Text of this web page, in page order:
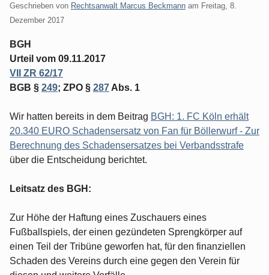
Geschrieben von Rechtsanwalt Marcus Beckmann am Freitag, 8.
Dezember 2017
BGH
Urteil vom 09.11.2017
VII ZR 62/17
BGB § 249; ZPO § 287 Abs. 1
Wir hatten bereits in dem Beitrag BGH: 1. FC Köln erhält
20.340 EURO Schadensersatz von Fan für Böllerwurf - Zur
Berechnung des Schadensersatzes bei Verbandsstrafe
über die Entscheidung berichtet.
Leitsatz des BGH:
Zur Höhe der Haftung eines Zuschauers eines
Fußballspiels, der einen gezündeten Sprengkörper auf
einen Teil der Tribüne geworfen hat, für den finanziellen
Schaden des Vereins durch eine gegen den Verein für